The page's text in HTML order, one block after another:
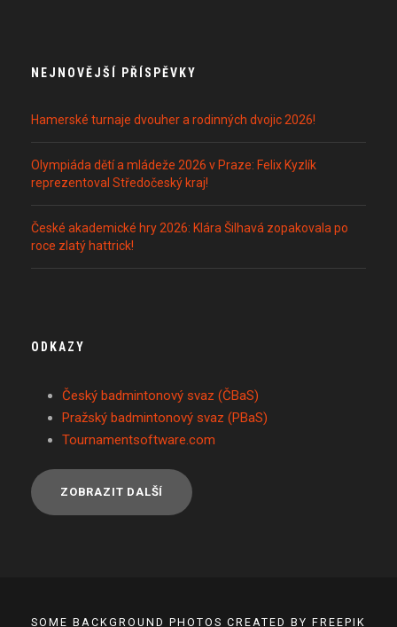
NEJNOVĚJŠÍ PŘÍSPĚVKY
Hamerské turnaje dvouher a rodinných dvojic 2026!
Olympiáda dětí a mládeže 2026 v Praze: Felix Kyzlík
reprezentoval Středočeský kraj!
České akademické hry 2026: Klára Šilhavá zopakovala po
roce zlatý hattrick!
ODKAZY
Český badmintonový svaz (ČBaS)
Pražský badmintonový svaz (PBaS)
Tournamentsoftware.com
ZOBRAZIT DALŠÍ
SOME BACKGROUND PHOTOS CREATED BY FREEPIK